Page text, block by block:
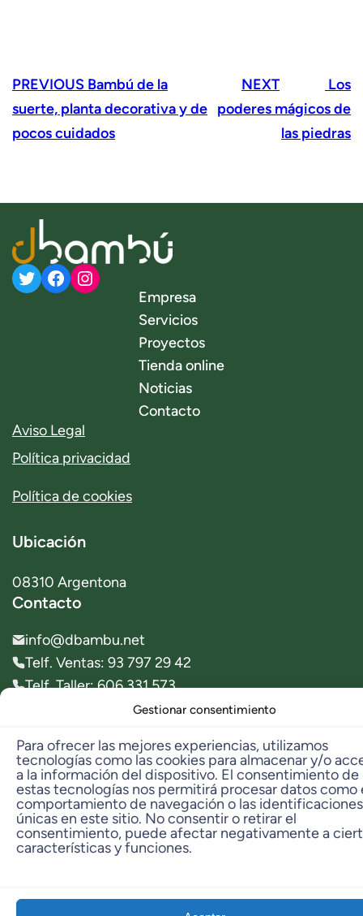
Gestionar consentimiento
Para ofrecer las mejores experiencias, utilizamos
tecnologías como las cookies para almacenar y/o
a la información del dispositivo. El consentimiento de
estas tecnologías nos permitirá procesar datos como
comportamiento de navegación o las identificaciones
únicas en este sitio. No consentir o retirar el
consentimiento, puede afectar negativamente a
características y funciones.
PREVIOUS Bambú de la
suerte, planta decorativa y de
pocos cuidados
NEXT
Los
poderes mágicos de
las piedras
Twitter Facebook Instagram
Empresa
Servicios
Proyectos
Tienda online
Noticias
Contacto
Aviso Legal
Política privacidad
Política de cookies
Ubicación
08310 Argentona
Contacto
info@dbambu.net
Telf. Ventas: 93 797 29 42
Telf. Taller: 606 331 573